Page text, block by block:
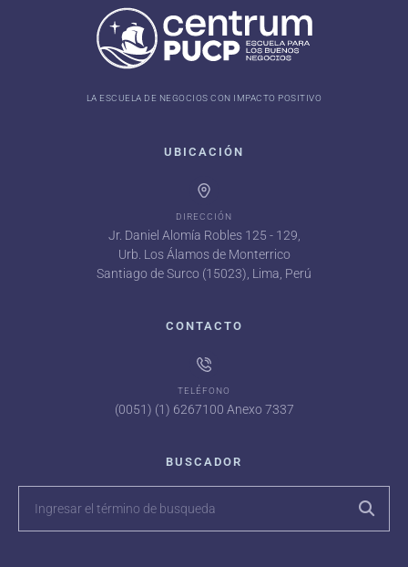
LA ESCUELA DE NEGOCIOS CON IMPACTO POSITIVO
UBICACIÓN
DIRECCIÓN
Jr. Daniel Alomía Robles 125 - 129,
Urb. Los Álamos de Monterrico
Santiago de Surco (15023), Lima, Perú
CONTACTO
TELÉFONO
(0051) (1) 6267100 Anexo 7337
BUSCADOR